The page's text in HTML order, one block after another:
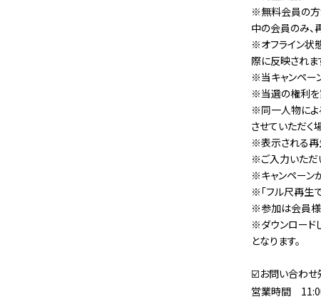
※無料会員の方
中の会員のみ、
※オフライン状
際に反映されま
※当キャンペー
※当選の権利を
※同一人物によ
させていただく
※表示される再
※ご入力いただ
※キャンペーン
※「フル尺再生
※参加は会員様
※ダウンロード
となります。
☑️お問い合わせ
営業時間 11:00